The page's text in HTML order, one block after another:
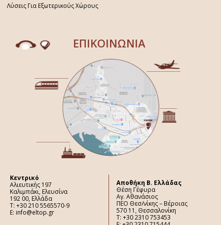
Λύσεις Για Εξωτερικούς Χώρους
ΕΠΙΚΟΙΝΩΝΙΑ
Κεντρικό
Αλιευτικής 197
Καλιμπάκι, Ελευσίνα
192 00, Ελλάδα
Τ: +30 210 5565570-9
E: info@eltop.gr
Aποθήκη Β. Ελλάδας
Θέση Γέφυρα
Αγ. Αθανάσιος
ΠΕΟ Θεσ/νίκης – Βέροιας
570 11, Θεσσαλονίκη
Τ: +30 2310 753453